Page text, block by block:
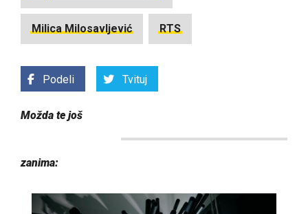
Milica Milosavljević RTS
Podeli Tvituj
Možda te još
zanima: